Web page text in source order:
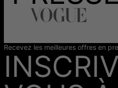
Recevez les meilleures offres en